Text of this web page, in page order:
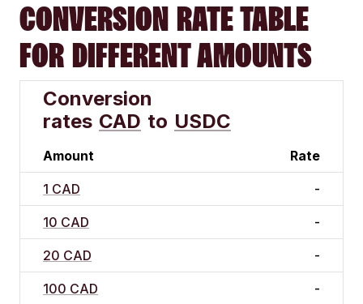
CONVERSION RATE TABLE
FOR DIFFERENT AMOUNTS
Conversion
rates CAD to USDC
Amount Rate
1 CAD -
10 CAD -
20 CAD -
100 CAD -